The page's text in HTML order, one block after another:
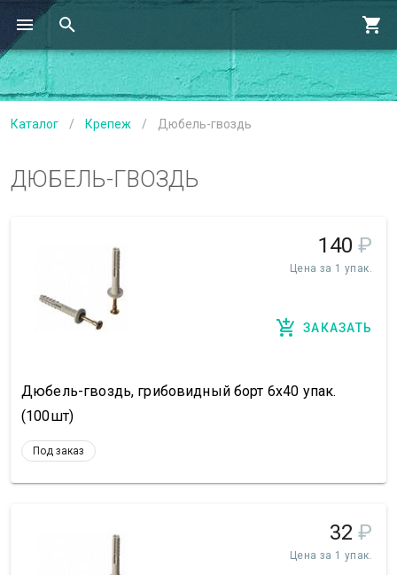
Каталог / Крепеж / Дюбель-гвоздь
ДЮБЕЛЬ-ГВОЗДЬ
140 ₽
Цена за 1 упак.
ЗАКАЗАТЬ
Дюбель-гвоздь, грибовидный борт 6х40 упак.
(100шт)
Под заказ
32 ₽
Цена за 1 упак.